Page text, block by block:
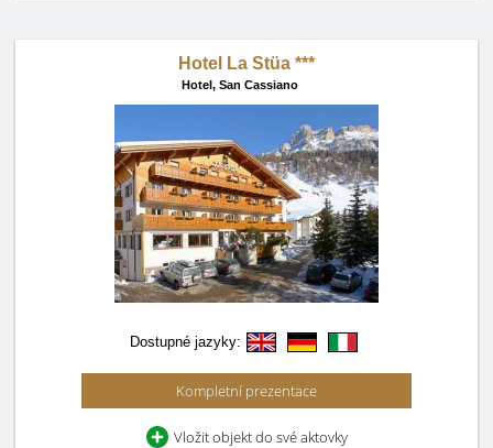
Hotel La Stüa ***
Hotel, San Cassiano
Dostupné jazyky:
Kompletní prezentace
Vložit objekt do své aktovky